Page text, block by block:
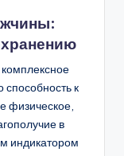
способность к
физическое,
в
индикатором